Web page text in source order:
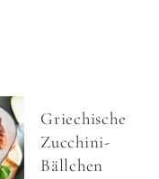
Griechische
Zucchini-
Bällchen